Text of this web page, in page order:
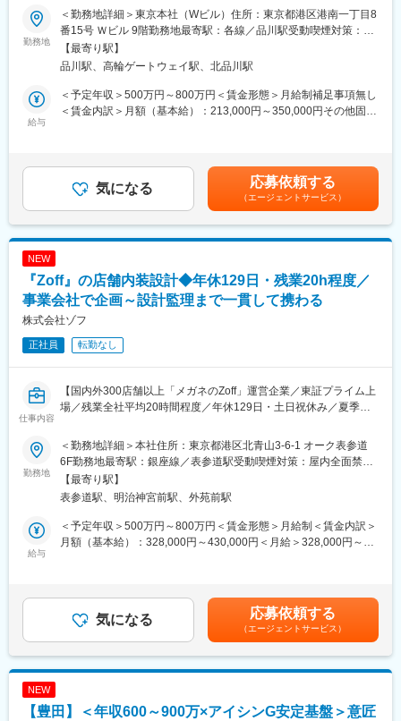
■職務概要：
ハイブランドホテルや旅館／空港施設／その他オフィス、店舗等
の内装施工、およびＦＦＥ（家具／什器／備品）／ＯＳＥ（運営
備品）の製作納品に関して、積算、工事管理業務を担当頂きま
す。
※工事などの実作業は発生いたしません。発注者の設計担当者やデ
ザイナーと共に仕事を進めて頂きます。
■同社の特長・魅力：
【ワークライフバランスの充実】有給は、年間8日間以上を計画的
と不動産開発・販売・都市開発を行う大京のグループが親会社で
す。両社の連携により、安定した経緯基盤と積極的な新規事業へ
の展開が実現し、リーマンショック時も経済的打撃を受けない安
定した収益を確保しています。
【不動産資産管理のプロフェッショナル企業】ビルメンテナン
テル、病院等の案件があります。顧客の7割が同社の直接顧客とな
りますが、3割はグループ会社からの依頼案件等もあり、関西国際
す。
変更の範囲：会社の定める業務
勤務地
＜勤務地詳細＞東京本社（Wビル）住所：東京都港区港南一丁目8
番15号 Ｗビル 9階勤務地最寄駅：各線／品川駅受動喫煙対策：屋
内全面禁煙変更の範囲：会社の定める事業所
【最寄り駅】
品川駅、高輪ゲートウェイ駅、北品川駅
給与
＜予定年収＞500万円～800万円＜賃金形態＞月給制補足事項無し
＜賃金内訳＞月額（基本給）：213,000円～350,000円その他固定
目安の金額であり、選考を通じて上下する可能性があります。月
給(月額)は固定手当を含めた表記です。
気になる 応募依頼する
（エージェントサービス）
NEW
『Zoff』の店舗内装設計◆年休129日・残業20h程度／
事業会社で企画～設計監理まで一貫して携わる
株式会社ゾフ
正社員 転勤なし
仕事内容
【国内外300店舗以上「メガネのZoff」運営企業／東証プライム上
場／残業全社平均20時間程度／年休129日・土日祝休み／夏季・
☆『メガネのZoff』店舗の内装施工管理を募集！／将来的に内装設
計にもチャレンジ可！
■ポジションについて
内装設計グループでは、商業施設や路面店等における新店オープ
ンや既存店舗のリニューアルに際し、お客様により良い購買体験
を実現するための店舗づくりを担っています。
企画・設計から施工、オープンまで一貫して関与しており、今回
＜業務詳細＞
図面設計・什器提案
…店舗の図面作成業務、眼鏡販売業務を理解し、最適なプランニ
…各プロジェクトの進行管理、ディベロッパーとの打ち合わせや
勤務地
＜勤務地詳細＞本社住所：東京都港区北青山3-6-1 オーク表参道
6F勤務地最寄駅：銀座線／表参道駅受動喫煙対策：屋内全面禁煙
変更の範囲：無
【最寄り駅】
表参道駅、明治神宮前駅、外苑前駅
給与
＜予定年収＞500万円～800万円＜賃金形態＞月給制＜賃金内訳＞
月額（基本給）：328,000円～430,000円＜月給＞328,000円～
回※入社日により支給の有無や回数は変動、支給金額は会社業績お
よび個人評価を鑑み決定■昇給：年1回※評価・査定に基づき決定
賃金はあくまでも目安の金額であり、選考を通じて上下する可能
性があります。月給(月額)は固定手当を含めた表記です。
気になる 応募依頼する
（エージェントサービス）
NEW
【豊田】＜年収600～900万×アイシンG安定基盤＞意匠